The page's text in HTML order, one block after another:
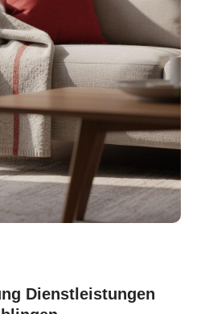
Dienstleistungen